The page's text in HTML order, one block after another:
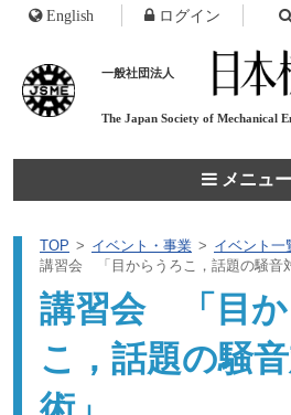
一般社団法人
The Japan Society of Mechanical
メニュー
English ログイン
TOP イベント・事業
イベント一
講習会 「目からうろこ，話題の騒音
講習会 「目か
こ，話題の騒